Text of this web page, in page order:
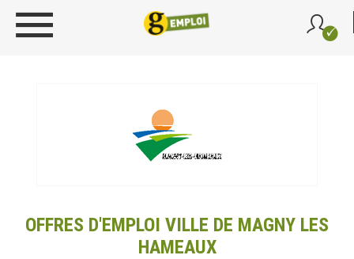
OFFRES D'EMPLOI VILLE DE MAGNY LES
HAMEAUX